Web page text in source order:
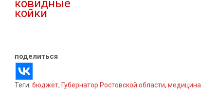
ковидные
койки
поделиться
Теги: бюджет, Губернатор Ростовской области, медицина